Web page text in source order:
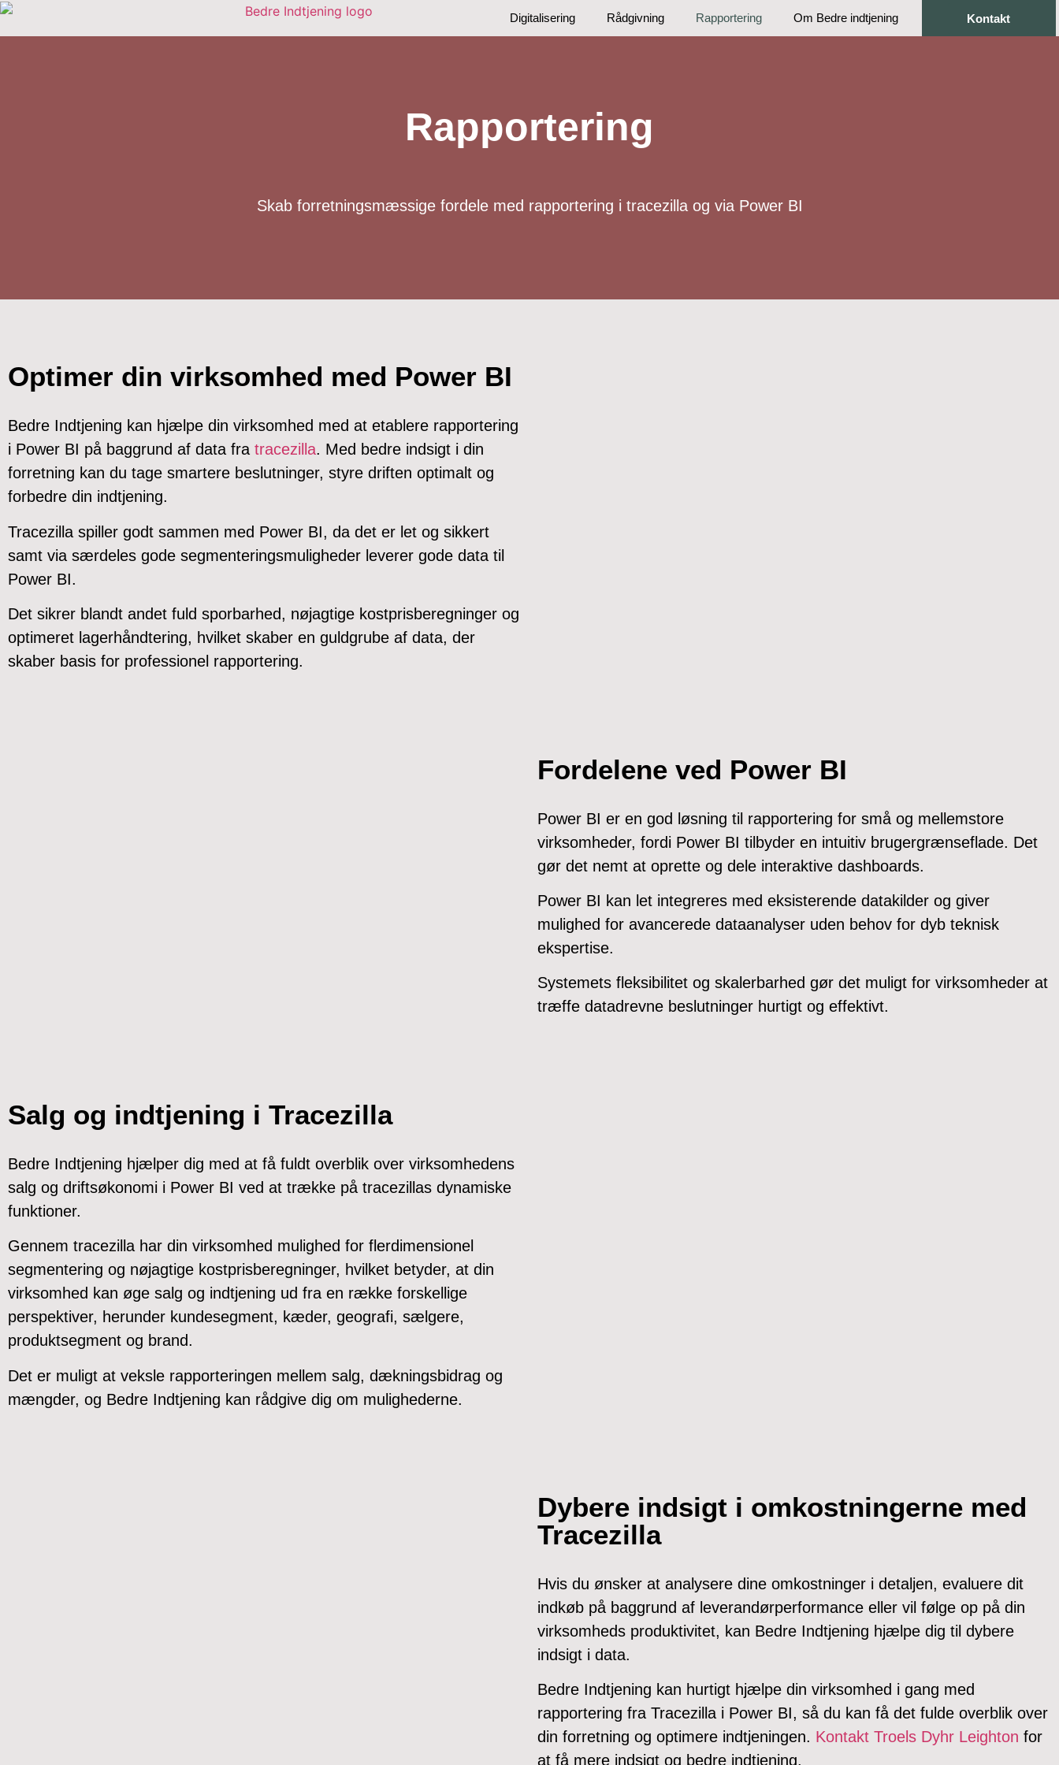
Digitalisering Rådgivning Rapportering Om Bedre indtjening Kontakt
Rapportering
Skab forretningsmæssige fordele med rapportering i tracezilla og via Power BI
Optimer din virksomhed med Power BI
Bedre Indtjening kan hjælpe din virksomhed med at etablere rapportering
i Power BI på baggrund af data fra tracezilla. Med bedre indsigt i din
forretning kan du tage smartere beslutninger, styre driften optimalt og
forbedre din indtjening.
Tracezilla spiller godt sammen med Power BI, da det er let og sikkert
samt via særdeles gode segmenteringsmuligheder leverer gode data til
Power BI.
Det sikrer blandt andet fuld sporbarhed, nøjagtige kostprisberegninger og
optimeret lagerhåndtering, hvilket skaber en guldgrube af data, der
skaber basis for professionel rapportering.
Fordelene ved Power BI
Power BI er en god løsning til rapportering for små og mellemstore
virksomheder, fordi Power BI tilbyder en intuitiv brugergrænseflade. Det
gør det nemt at oprette og dele interaktive dashboards.
Power BI kan let integreres med eksisterende datakilder og giver
mulighed for avancerede dataanalyser uden behov for dyb teknisk
ekspertise.
Systemets fleksibilitet og skalerbarhed gør det muligt for virksomheder at
træffe datadrevne beslutninger hurtigt og effektivt.
Salg og indtjening i Tracezilla
Bedre Indtjening hjælper dig med at få fuldt overblik over virksomhedens
salg og driftsøkonomi i Power BI ved at trække på tracezillas dynamiske
funktioner.
Gennem tracezilla har din virksomhed mulighed for flerdimensionel
segmentering og nøjagtige kostprisberegninger, hvilket betyder, at din
virksomhed kan øge salg og indtjening ud fra en række forskellige
perspektiver, herunder kundesegment, kæder, geografi, sælgere,
produktsegment og brand.
Det er muligt at veksle rapporteringen mellem salg, dækningsbidrag og
mængder, og Bedre Indtjening kan rådgive dig om mulighederne.
Dybere indsigt i omkostningerne med
Tracezilla
Hvis du ønsker at analysere dine omkostninger i detaljen, evaluere dit
indkøb på baggrund af leverandørperformance eller vil følge op på din
virksomheds produktivitet, kan Bedre Indtjening hjælpe dig til dybere
indsigt i data.
Bedre Indtjening kan hurtigt hjælpe din virksomhed i gang med
rapportering fra Tracezilla i Power BI, så du kan få det fulde overblik over
din forretning og optimere indtjeningen. Kontakt Troels Dyhr Leighton for
at få mere indsigt og bedre indtjening.